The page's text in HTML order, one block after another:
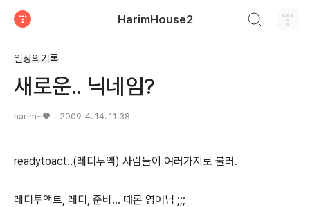
HarimHouse2
일상의기록
새로운.. 닉네임?
harim~♥ 2009. 4. 14. 11:38
readytoact..(레디투액) 사람들이 여러가지로 불러.
레디투액트, 레디, 준비... 때론 영어님 ;;;